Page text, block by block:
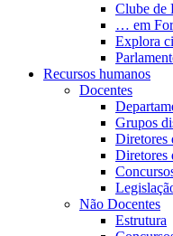
Clube de
… em
Explora
Recursos humanos
Docentes
Grupos
Diretores
Diretores
Não Docentes
Estrutura